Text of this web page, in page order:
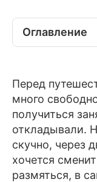
Оглавление
Перед
много
получиться
откладывали.
скучно, через
хочется
размяться, в